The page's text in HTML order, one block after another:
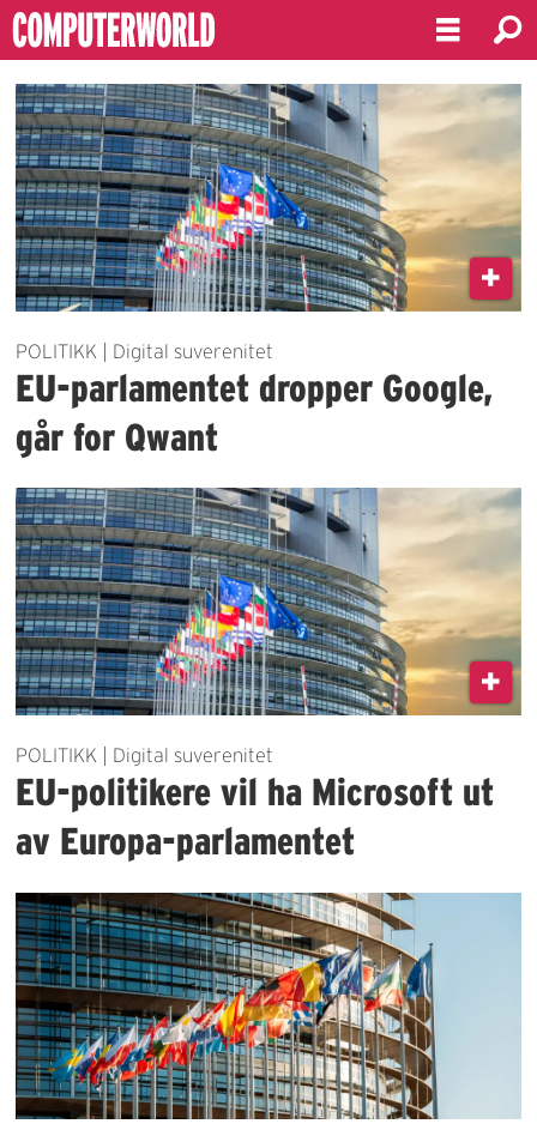
Emne:
europaparlamentet
POLITIKK | Digital suverenitet
EU-parlamentet dropper Google,
går for Qwant
POLITIKK | Digital suverenitet
EU-politikere vil ha Microsoft ut
av Europa-parlamentet